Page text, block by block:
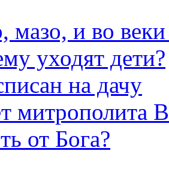
мазо, и во веки
уходят дети?
на дачу
митрополита
от Бога?